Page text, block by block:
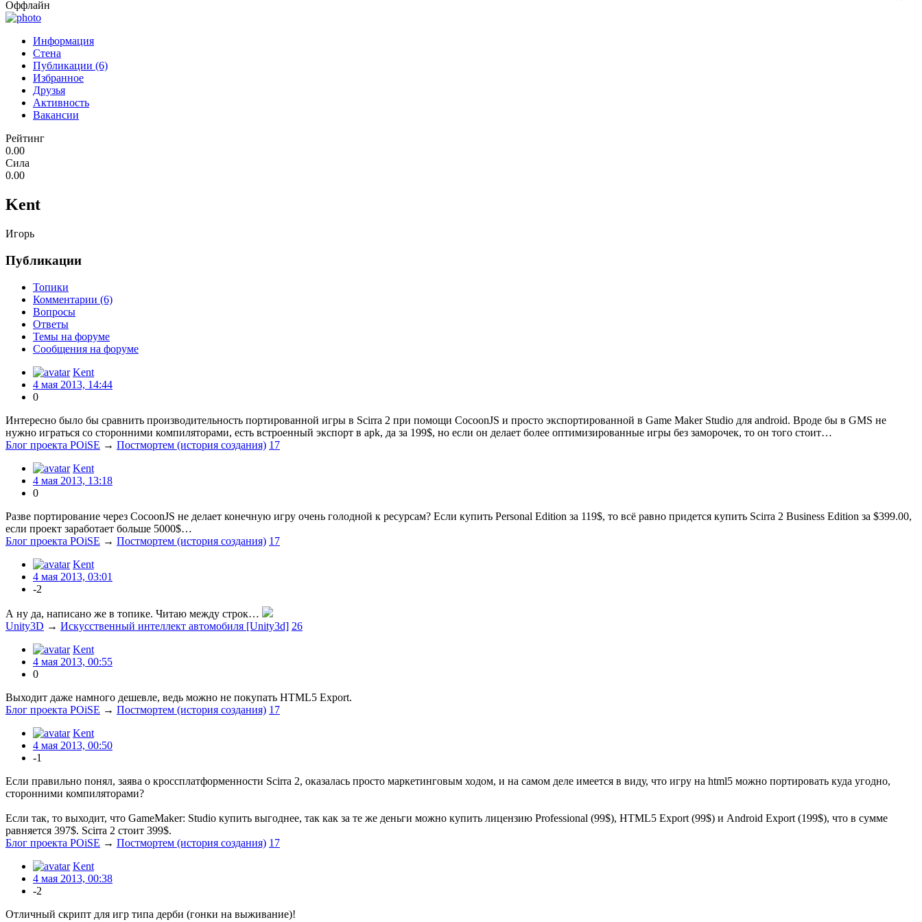
Оффлайн
Информация
Стена
Публикации (6)
Избранное
Друзья
Активность
Вакансии
Рейтинг
0.00
Сила
0.00
Kent
Игорь
Публикации
Топики
Комментарии (6)
Вопросы
Ответы
Темы на форуме
Сообщения на форуме
Kent
4 мая 2013, 14:44
0
Интересно было бы сравнить производительность портированной игры в Scirra 2 при помощи CocoonJS и просто экспортированной в Game Maker Studio для android. Вроде бы в GMS не
нужно играться со сторонними компиляторами, есть встроенный экспорт в apk, да за 199$, но если он делает более оптимизированные игры без заморочек, то он того стоит…
Блог проекта POiSE → Постмортем (история создания) 17
Kent
4 мая 2013, 13:18
0
Разве портирование через CocoonJS не делает конечную игру очень голодной к ресурсам? Если купить Personal Edition за 119$, то всё равно придется купить Scirra 2 Business Edition за $399.00,
если проект заработает больше 5000$…
Блог проекта POiSE → Постмортем (история создания) 17
Kent
4 мая 2013, 03:01
-2
А ну да, написано же в топике. Читаю между строк…
Unity3D → Искусственный интеллект автомобиля [Unity3d] 26
Kent
4 мая 2013, 00:55
0
Выходит даже намного дешевле, ведь можно не покупать HTML5 Export.
Блог проекта POiSE → Постмортем (история создания) 17
Kent
4 мая 2013, 00:50
-1
Если правильно понял, заява о кроссплатформенности Scirra 2, оказалась просто маркетинговым ходом, и на самом деле имеется в виду, что игру на html5 можно портировать куда угодно,
сторонними компиляторами?
Если так, то выходит, что GameMaker: Studio купить выгоднее, так как за те же деньги можно купить лицензию Professional (99$), HTML5 Export (99$) и Android Export (199$), что в сумме
равняется 397$. Scirra 2 стоит 399$.
Блог проекта POiSE → Постмортем (история создания) 17
Kent
4 мая 2013, 00:38
-2
Отличный скрипт для игр типа дерби (гонки на выживание)!